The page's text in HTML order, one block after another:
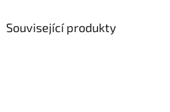
Související produkty